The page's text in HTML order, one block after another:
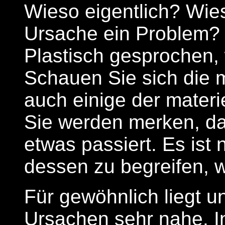
Wieso eigentlich?
Ursache ein Problem?
Plastisch
Schauen Sie sich die
auch einige der
Sie werden merken,
etwas passiert. Es ist
dessen zu begreifen,
Für gewöhnlich liegt
Ursachen sehr nahe.